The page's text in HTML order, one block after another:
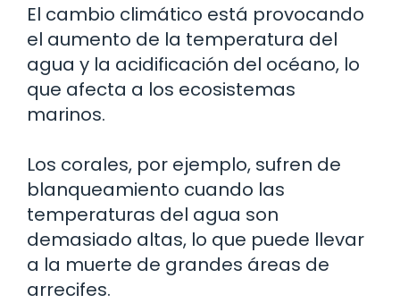
El cambio climático está provocando
el aumento de la temperatura del
agua y la acidificación del océano, lo
que afecta a los ecosistemas
marinos.
Los corales, por ejemplo, sufren de
blanqueamiento cuando las
temperaturas del agua son
demasiado altas, lo que puede llevar
a la muerte de grandes áreas de
arrecifes.